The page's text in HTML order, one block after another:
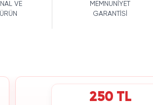
VE
MEMNUNİYET
GARANTİSİ
250 TL